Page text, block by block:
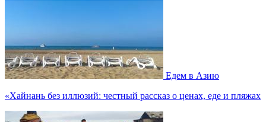
Едем в Азию
«Хайнань без иллюзий: честный рассказ о ценах, еде и пляжах